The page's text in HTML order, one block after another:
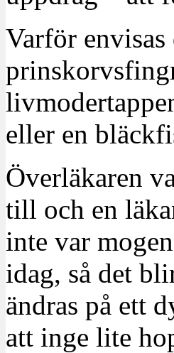
Varför
eller en
Överläkaren
till och en
inte var
idag, så det
ändras på ett
att inge lite